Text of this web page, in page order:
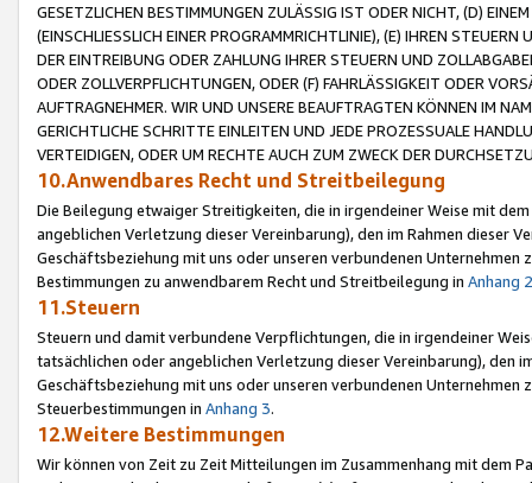
GESETZLICHEN BESTIMMUNGEN ZULÄSSIG IST ODER NICHT, (D)
(EINSCHLIESSLICH EINER PROGRAMMRICHTLINIE), (E) IHREN
DER EINTREIBUNG ODER ZAHLUNG IHRER STEUERN UND
ODER ZOLLVERPFLICHTUNGEN, ODER (F) FAHRLÄSSIGKEIT ODER
AUFTRAGNEHMER. WIR UND UNSERE BEAUFTRAGTEN KÖNNEN IM
GERICHTLICHE SCHRITTE EINLEITEN UND JEDE PROZESSUALE
VERTEIDIGEN, ODER UM RECHTE AUCH ZUM ZWECK DER
10.Anwendbares Recht und Streitbeilegung
Die Beilegung etwaiger Streitigkeiten, die in irgendeiner Weise mit
angeblichen Verletzung dieser Vereinbarung), den im Rahmen dieser
Geschäftsbeziehung mit uns oder unseren verbundenen
Bestimmungen zu anwendbarem Recht und Streitbeilegung in Anhang 2
11.Steuern
Steuern und damit verbundene Verpflichtungen, die in irgendeiner
tatsächlichen oder angeblichen Verletzung dieser Vereinbarung), den
Geschäftsbeziehung mit uns oder unseren verbundenen
Steuerbestimmungen in Anhang 3.
12.Weitere Bestimmungen
Wir können von Zeit zu Zeit Mitteilungen im Zusammenhang mit dem